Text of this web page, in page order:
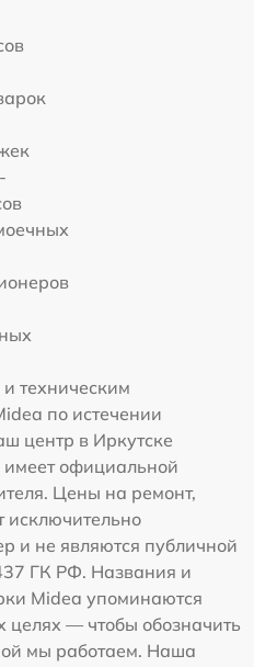
техническим
по истечении
центр в Иркутске
имеет официальной
Цены на ремонт,
исключительно
и не являются публичной
ГК РФ. Названия и
Midea упоминаются
— чтобы обозначить
мы работаем. Наша